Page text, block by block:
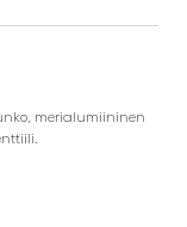
merialumiininen